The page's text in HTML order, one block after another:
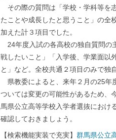
その際の質問は「学校・学科等を
たことや成長したと思うこと」の全
加えた計３項目でした。
24年度入試の各高校の独自質問の
戦したいこと」「入学後、学業面以
と」など。全校共通２項目のみで独
県教委によると、来年２月の25年
ついては変更の可能性があるため、
馬県公立高等学校入学者選抜におけ
確認しておきましょう。
【検索機能実装で充実】 群馬県公立